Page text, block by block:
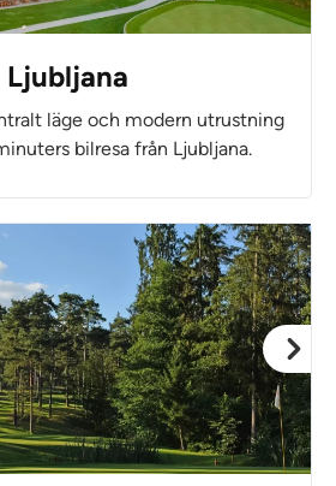
Ljubljana
läge och modern utrustning
bilresa från Ljubljana.